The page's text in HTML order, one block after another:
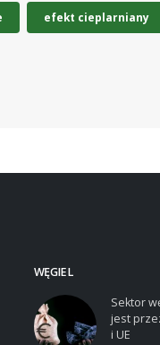
efekt cieplarniany
WĘGIEL
Sektor
jest
i UE